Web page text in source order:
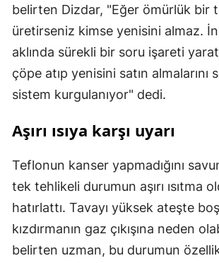
belirten Dizdar, "Eğer ömürlük bir
üretirseniz kimse yenisini almaz.
aklında sürekli bir soru işareti
çöpe atıp yenisini satın almalarını
sistem kurgulanıyor" dedi.
Aşırı ısıya karşı uyarı
Teflonun kanser yapmadığını
tek tehlikeli durumun aşırı ısıtma
hatırlattı. Tavayı yüksek ateşte
kızdırmanın gaz çıkışına neden
belirten uzman, bu durumun